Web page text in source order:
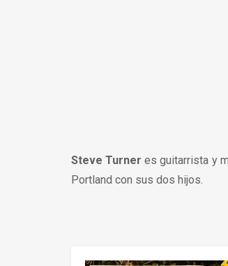
Steve Turneres guitarrista y
Portland con sus dos hijos.